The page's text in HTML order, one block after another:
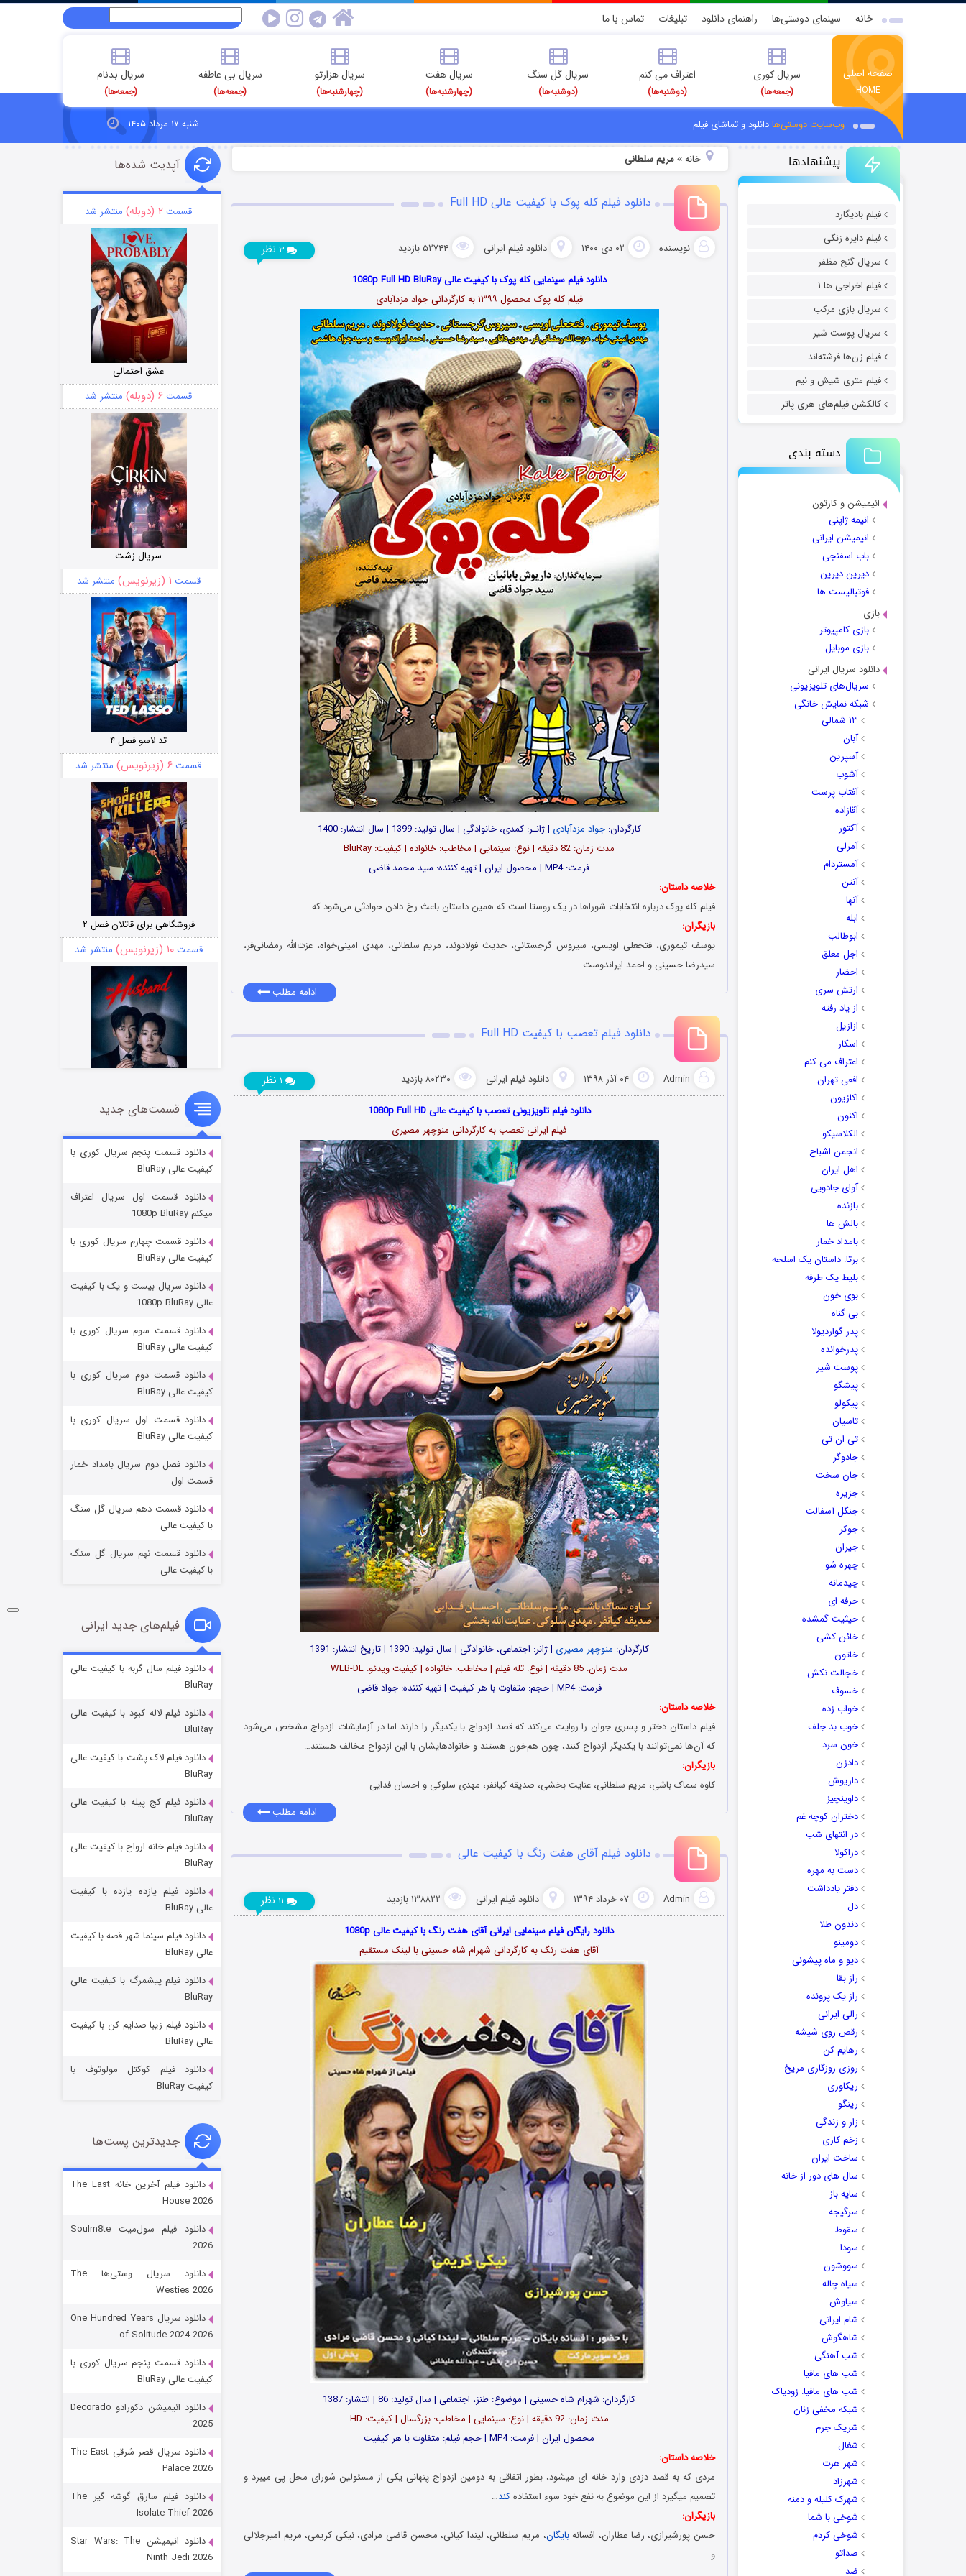
خانه سینمای دوستی‌ها راهنمای دانلود تبلیغات تماس با ما
صفحه اصلی
HOME
سریال کوری
(جمعه‌ها)
اعتراف می کنم
(دوشنبه‌ها)
سریال گل سنگ
(دوشنبه‌ها)
سریال هفت
(چهارشنبه‌ها)
سریال هزارتو
(چهارشنبه‌ها)
سریال بی عاطفه
(جمعه‌ها)
سریال بدنام
(جمعه‌ها)
وب‌سایت دوستی‌هادانلود و تماشای فیلم شنبه ۱۷ مرداد ۱۴۰۵
پیشنهادها
فیلم بادیگارد
فیلم دایره زنگی
سریال گنج مظفر
فیلم اخراجی ها ۱
سریال بازی مرکب
سریال پوست شیر
فیلم زن‌ها فرشته‌اند
فیلم متری شیش و نیم
کالکشن فیلم‌های هری پاتر
دسته بندی
انیمیشن و کارتون
انیمه ژاپنی
انیمیشن ایرانی
باب اسفنجی
دیرین دیرین
فوتبالیست ها
بازی
بازی کامپیوتر
بازی موبایل
دانلود سریال ایرانی
سریال‌های تلویزیونی
شبکه نمایش خانگی
۱۳ شمالی
آبان
آسپرین
آشوب
آفتاب پرست
آقازاده
آکتور
آمرلی
آمستردام
آنتن
آنها
ابله
ابوطالب
اجل معلق
احضار
ارتش سری
از یاد رفته
ازازیل
اسکار
اعتراف می کنم
افعی تهران
اکازیون
اکنون
الکلاسیکو
انجمن اشباح
اهل ایران
آوای جادویی
بازنده
بالش ها
بامداد خمار
برتا: داستان یک اسلحه
بلیط یک‌‌ طرفه
بوی خون
بی گناه
پدر گواردیولا
پدرخوانده
پوست شیر
پیشگو
پیکولو
تاسیان
تی ان تی
جادوگر
جان سخت
جزیره
جنگل آسفالت
جوکر
جیران
چهره شو
چیدمانه
حرفه ای
حیثیت گمشده
خائن کشی
خاتون
خجالت نکش
خسوف
خواب زده
خوب بد جلف
خون سرد
دادزن
داریوش
داوینچیز
دختران کوچه غم
در انتهای شب
دراکولا
دست به مهره
دفتر یادداشت
دل
دندون طلا
دومینو
دیو و ماه پیشونی
راز بقا
راز یک پرونده
رالی ایرانی
رقص روی شیشه
رهایم کن
روزی روزگاری مریخ
ریکاوری
رینگو
زار و زندگی
زخم کاری
ساخت ایران
سال های دور از خانه
سایه باز
سرگیجه
سقوط
سودا
سووشون
سیاه چاله
سیاوش
شام ایرانی
شاهگوش
شب آهنگی
شب های مافیا
شب های مافیا: زودیاک
شبکه مخفی زنان
شریک جرم
شغال
شهر هرت
شهرزاد
شهرک کلیله و دمنه
شوخی با شما
شوخی کردم
صداتو
ضد
خانه» مریم سلطانی
دانلود فیلم کله پوک با کیفیت عالی Full HD
نویسنده ۰۲ دی ۱۴۰۰ دانلود فیلم‌ ایرانی ۵۲۷۴۴ بازدید ۳ نظر
دانلود فیلم سینمایی کله پوک با کیفیت عالی 1080p Full HD BluRay
فیلم کله پوک محصول ۱۳۹۹ به کارگردانی جواد مزدآبادی
کارگردان:جواد مزدآبادی | ژانـر: کمدی، خانوادگی | سال تولید: 1399 | سال انتشار: 1400
مدت‌ زمان: 82 دقیقه | نوع: سینمایی | مخاطب: خانواده | کیفیت: BluRay
فرمت: MP4 | محصول ایران | تهیه‎ کننده: سید محمد قاضی
خلاصه داستان:
فیلم کله پوک درباره انتخابات شوراها در یک روستا است که همین داستان باعث رخ دادن حوادثی می‌شود که…
بازیگران:
یوسف تیموری، فتحعلی اویسی، سیروس گرجستانی، حدیث فولادوند، مریم سلطانی، مهدی امینی‌خواه، عزت‌الله رمضانی‌فر،
سیدرضا حسینی و احمد ایراندوست
ادامه مطلب
دانلود فیلم تعصب با کیفیت Full HD
Admin ۰۴ آذر ۱۳۹۸ دانلود فیلم‌ ایرانی ۸۰۲۳۰ بازدید ۱ نظر
دانلود فیلم تلویزیونی تعصب با کیفیت عالی 1080p Full HD
فیلم ایرانی تعصب به کارگردانی منوچهر مصیری
کارگردان: منوچهر مصیری | ژانر: اجتماعی، خانوادگی | سال تولید: 1390 | تاریخ انتشار: 1391
مدت زمان: 85 دقیقه | نوع: تله فیلم | مخاطب: خانواده | کیفیت ویدئو: WEB-DL
فرمت: MP4 | حجم: متفاوت با هر کیفیت | تهیه کننده: جواد قاضی
خلاصه داستان:
فیلم داستان دختر و پسری جوان را روایت می‌کند که قصد ازدواج با یکدیگر را دارند اما در آزمایشات ازدواج مشخص می‌شود
که آن‌ها نمی‌توانند با یکدیگر ازدواج کنند، چون هم‌خون هستند و خانوادهایشان با این ازدواج مخالف هستند…
بازیگران:
کاوه سماک باشی، مریم سلطانی، عنایت بخشی، صدیقه کیانفر، مهدی سلوکی و احسان فدایی
ادامه مطلب
دانلود فیلم آقای هفت رنگ با کیفیت عالی
Admin ۰۷ خرداد ۱۳۹۴ دانلود فیلم‌ ایرانی ۱۳۸۸۲۲ بازدید ۱۱ نظر
دانلود رایگان فیلم سینمایی ایرانی آقای هفت رنگ با کیفیت عالی 1080p
آقای هفت رنگ به کارگردانی شهرام شاه حسینی با لینک مستقیم
کارگردان: شهرام شاه حسینی | موضوع: طنز، اجتماعی | سال تولید: 86 | انتشار: 1387
مدت زمان: 92 دقیقه | نوع: سینمایی | مخاطب: بزرگسال | کیفیت: HD
محصول ایران | فرمت: MP4 | حجم فیلم: متفاوت با هر کیفیت
خلاصه داستان:
مردی که به قصد دزدی وارد خانه ای میشود، بطور اتفاقی به دومین ازدواج پنهانی یکی از مسئولین شورای محل پی میبرد و
تصمیم میگیرد از این موضوع به نفع خود سوء استفادهکند…
بازیگران:
حسن پورشیرازی، رضا عطاران، افسانهبایگان، مریم سلطانی، لیندا کیانی، محسن قاضی مرادی، نیکی کریمی، مریم امیرجلالی
و…
آپدیت شده‌ها
قسمت ۲ (دوبله) منتشر شد
عشق احتمالی
قسمت ۶ (دوبله) منتشر شد
سریال زشت
قسمت ۱ (زیرنویس) منتشر شد
تد لاسو فصل ۴
قسمت ۶ (زیرنویس) منتشر شد
فروشگاهی برای قاتلان فصل ۲
قسمت۱۰ (زیرنویس) منتشر شد
شوهر
قسمت۸ (زیرنویس) منتشر شد
عملیات آپارتمان
مردگان متحرک: شهر مرده ۳
قسمت ۲ (زیرنویس) منتشر شد
شکست استوارت در نجات جهان
قسمت
شوگر فصل ۲
خاندان اژدها فصل ۳
قسمت
باب اسفنجی فصل ۱۷
قسمت
قسمت‌های جدید
دانلود قسمت پنجم سریال کوری با
کیفیت عالی BluRay
دانلود قسمت اول سریال اعتراف
میکنم 1080p BluRay
دانلود قسمت چهارم سریال کوری با
کیفیت عالی BluRay
دانلود سریال بیست و یک با کیفیت
عالی 1080p BluRay
دانلود قسمت سوم سریال کوری با
کیفیت عالی BluRay
دانلود قسمت دوم سریال کوری با
کیفیت عالی BluRay
دانلود قسمت اول سریال کوری با
کیفیت عالی BluRay
دانلود فصل دوم سریال بامداد خمار
قسمت اول
دانلود قسمت دهم سریال گل سنگ
با کیفیت عالی
دانلود قسمت نهم سریال گل سنگ
با کیفیت عالی
فیلم‌های جدید ایرانی
دانلود فیلم سال گربه با کیفیت عالی
BluRay
دانلود فیلم لاله کبود با کیفیت عالی
BluRay
دانلود فیلم لاک پشت با کیفیت عالی
BluRay
دانلود فیلم کج‌ پیله با کیفیت عالی
BluRay
دانلود فیلم خانه ارواح با کیفیت عالی
BluRay
دانلود فیلم یازده یازده با کیفیت
عالی BluRay
دانلود فیلم سینما شهر قصه با کیفیت
عالی BluRay
دانلود فیلم پیشمرگ با کیفیت عالی
BluRay
دانلود فیلم زیبا صدایم کن با کیفیت
عالی BluRay
دانلود فیلم کوکتل مولوتوف با
کیفیت BluRay
جدیدترین پست‌ها
دانلود فیلم آخرین خانه The Last
House 2026
دانلود فیلم سول‌میت Soulm8te
2026
دانلود سریال وستی‌ها The
Westies 2026
دانلود سریال One Hundred Years
of Solitude 2024-2026
دانلود قسمت پنجم سریال کوری با
کیفیت عالی BluRay
دانلود انیمیشن دکورادو Decorado
2025
دانلود سریال قصر شرقی The East
Palace 2026
دانلود فیلم سارق گوشه گیر The
Isolate Thief 2026
دانلود انیمیشن Star Wars: The
Ninth Jedi 2026